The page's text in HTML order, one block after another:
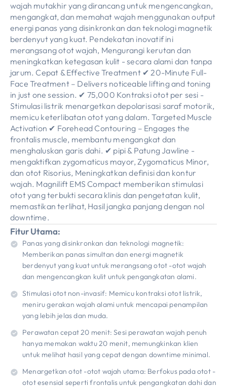
wajah mutakhir yang dirancang untuk mengencangkan,
mengangkat, dan memahat wajah menggunakan output
energi panas yang disinkronkan dan teknologi magnetik
berdenyut yang kuat. Pendekatan inovatif ini
merangsang otot wajah, Mengurangi kerutan dan
meningkatkan ketegasan kulit - secara alami dan tanpa
jarum. Cepat &Effective Treatment ✔ 20-Minute Full-
Face Treatment – Delivers noticeable lifting and toning
in just one session. ✔ 75,000 Kontraksi otot per sesi -
Stimulasi listrik menargetkan depolarisasi saraf motorik,
memicu keterlibatan otot yang dalam.Targeted Muscle
Activation ✔ Forehead Contouring – Engages the
frontalis muscle, membantu mengangkat dan
menghaluskan garis dahi. ✔ pipi & Patung Jawline -
mengaktifkan zygomaticus mayor, Zygomaticus Minor,
dan otot Risorius, Meningkatkan definisi dan kontur
wajah. Magnilift EMS Compact memberikan stimulasi
otot yang terbukti secara klinis dan pengetatan kulit,
memastikan terlihat, Hasil jangka panjang dengan nol
downtime.
Fitur Utama:
Panas yang disinkronkan dan teknologi magnetik:
Memberikan panas simultan dan energi magnetik
berdenyut yang kuat untuk merangsang otot -otot wajah
dan mengencangkan kulit untuk pengangkatan alami.
Stimulasi otot non-invasif: Memicu kontraksi otot listrik,
meniru gerakan wajah alami untuk mencapai penampilan
yang lebih jelas dan muda.
Perawatan cepat 20 menit: Sesi perawatan wajah penuh
hanya memakan waktu 20 menit, memungkinkan klien
untuk melihat hasil yang cepat dengan downtime minimal.
Menargetkan otot -otot wajah utama: Berfokus pada otot -
otot esensial seperti frontalis untuk pengangkatan dahi dan